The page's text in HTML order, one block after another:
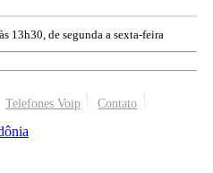
13h30, de segunda a sexta-feira
Telefones Voip
Contato